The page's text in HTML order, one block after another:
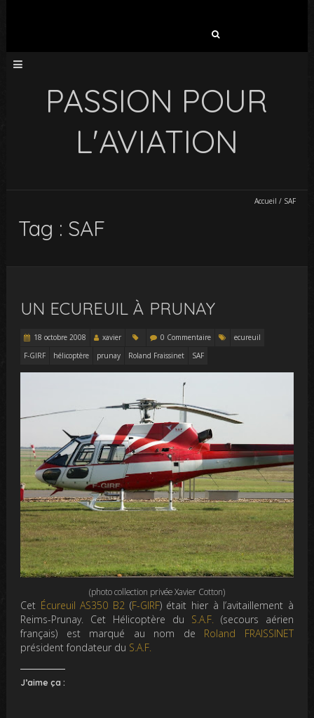
PASSION POUR
L'AVIATION
Accueil / SAF
Tag : SAF
UN ECUREUIL À PRUNAY
18 octobre 2008 xavier 0 Commentaire
ecureuil
F-GIRF
hélicoptère prunay Roland Fraissinet SAF
(photo collection privée Xavier Cotton)
Cet Écureuil AS350 B2 (F-GIRF) était hier à l’avitaillement à
Reims-Prunay. Cet Hélicoptère du S.A.F. (secours aérien
français) est marqué au nom de Roland FRAISSINET
président fondateur du S.A.F.
J’aime ça :